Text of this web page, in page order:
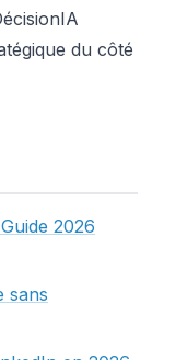
du côté
2026
sans